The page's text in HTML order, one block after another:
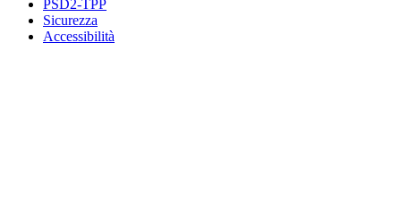
PSD2-TPP
Sicurezza
Accessibilità